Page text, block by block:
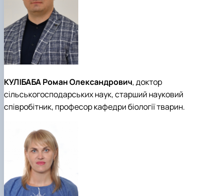
КУЛІБАБА Роман Олександрович, доктор
сільськогосподарських наук, старший науковий
співробітник, професор кафедри біології тварин.